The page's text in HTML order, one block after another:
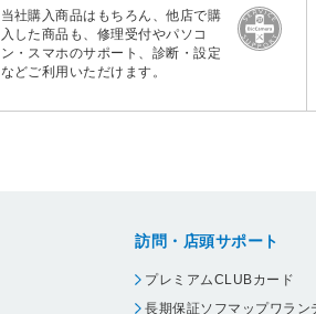
当社購入商品はもちろん、他店で購
入した商品も、修理受付やパソコ
ン・スマホのサポート、診断・設定
などご利用いただけます。
訪問・店頭サポート
プレミアムCLUBカード
長期保証ソフマップワラン